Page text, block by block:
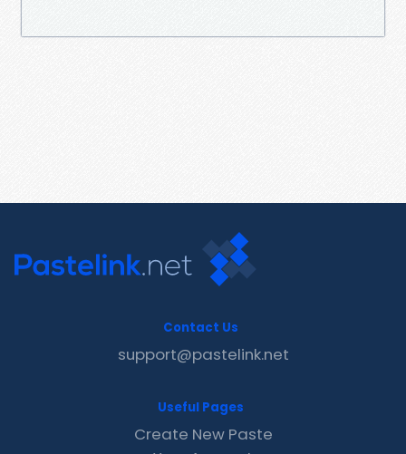
Contact Us
support@pastelink.net
Useful Pages
Create New Paste